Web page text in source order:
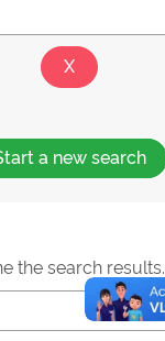
a new search
the search results.